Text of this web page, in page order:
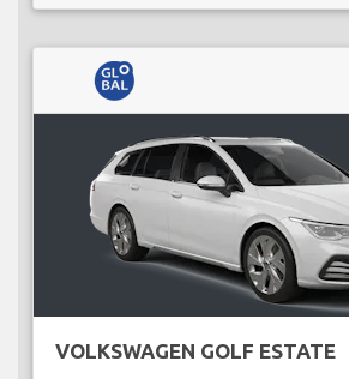
VOLKSWAGEN GOLF ESTATE